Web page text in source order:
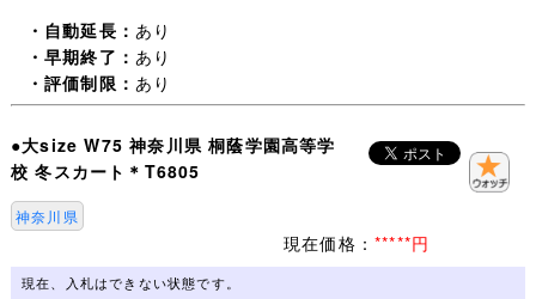
なりますので、
追加同梱予定がある場合は【 取引開始 】をしないで取引
ナビより(同梱包予定がある旨)連絡ください。
・なるべく毎日発送するよう心がけますが、買取に出るこ
とも多いので、
・発送日は基本 月・木曜日(入金確認当日午前中〆切)の週
２回です。
・土日祭日はお取引全般お休みさせていただきます。
・自動延長： あり
・早期終了： あり
・評価制限： あり
●大size W75 神奈川県 桐蔭学園高等学
校 冬スカート＊T6805
神奈川県
現在価格： *****円
現在、入札はできない状態です。